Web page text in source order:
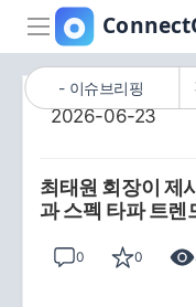
이슈브리핑
2026-06-23
최태원 회장이 제
과 스펙 타파 트렌
0 0